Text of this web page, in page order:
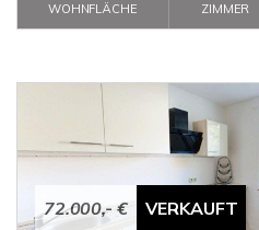
WOHNFLÄCHE
ZIMMER
72.000,- € VERKAUFT